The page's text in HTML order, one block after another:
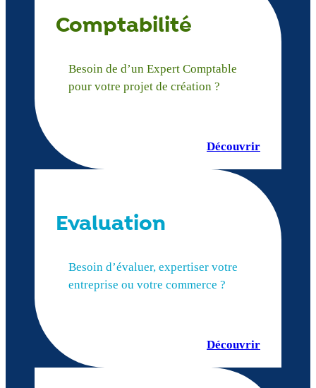
Comptabilité
Besoin de d’un Expert Comptable
pour votre projet de création ?
Découvrir
Evaluation
Besoin d’évaluer, expertiser votre
entreprise ou votre commerce ?
Découvrir